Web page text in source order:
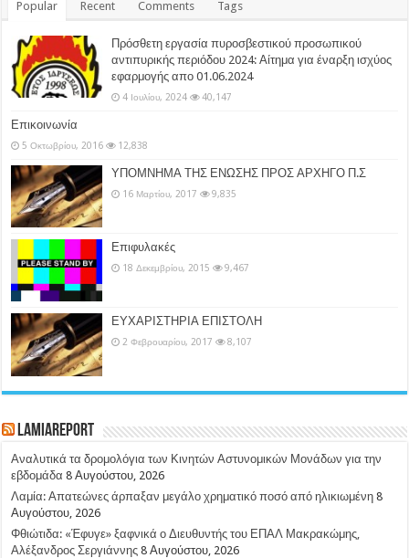
Popular Recent Comments Tags
Πρόσθετη εργασία πυροσβεστικού προσωπικού
αντιπυρικής περιόδου 2024: Αίτημα για έναρξη ισχύος
εφαρμογής απο 01.06.2024
4 Ιουλίου, 2024 40,147
Επικοινωνία
5 Οκτωβρίου, 2016 12,838
ΥΠΟΜΝΗΜΑ ΤΗΣ ΕΝΩΣΗΣ ΠΡΟΣ ΑΡΧΗΓΟ Π.Σ
16 Μαρτίου, 2017 9,835
Επιφυλακές
18 Δεκεμβρίου, 2015 9,467
ΕΥΧΑΡΙΣΤΗΡΙΑ ΕΠΙΣΤΟΛΗ
2 Φεβρουαρίου, 2017 8,107
LamiaReport
Αναλυτικά τα δρομολόγια των Κινητών Αστυνομικών Μονάδων για την
εβδομάδα 8 Αυγούστου, 2026
Λαμία: Απατεώνες άρπαξαν μεγάλο χρηματικό ποσό από ηλικιωμένη 8
Αυγούστου, 2026
Φθιώτιδα: «Έφυγε» ξαφνικά ο Διευθυντής του ΕΠΑΛ Μακρακώμης,
Αλέξανδρος Σεργιάννης 8 Αυγούστου, 2026